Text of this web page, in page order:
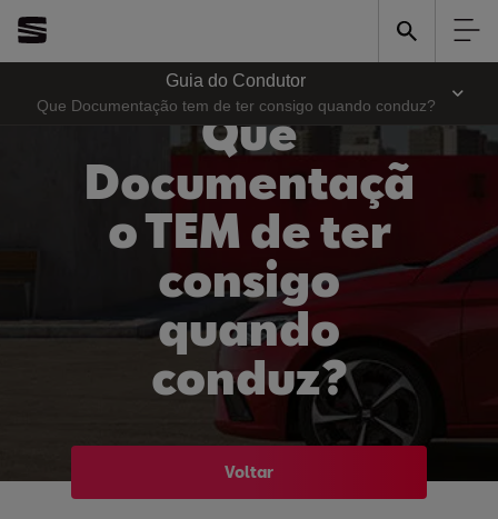
Guia do Condutor
Que Documentação tem de ter consigo quando conduz?
Que
Documentaçã
o TEM de ter
consigo
quando
conduz?
Voltar